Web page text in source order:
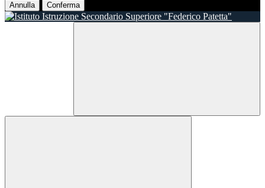
Annulla Conferma